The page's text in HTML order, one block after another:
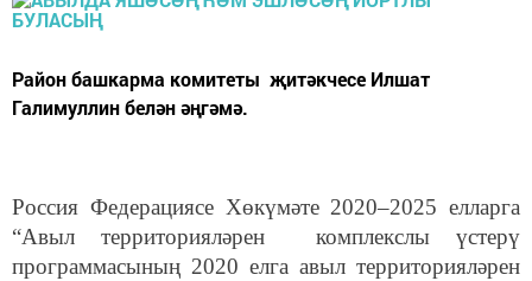
Район башкарма комитеты җитәкчесе Илшат
Галимуллин белән әңгәмә.
Россия Федерациясе Хөкүмәте 2020–2025 елларга
“Авыл территорияләрен комплекслы үстерү
программасының 2020 елга авыл территорияләрен